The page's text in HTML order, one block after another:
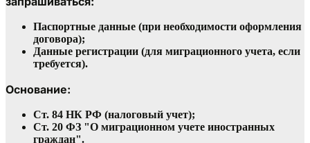
Паспортные данные (при необходимости оформления
договора);
Данные регистрации (для миграционного учета, если
требуется).
Основание:
Ст. 84 НК РФ (налоговый учет);
Ст. 20 ФЗ "О миграционном учете иностранных
граждан".